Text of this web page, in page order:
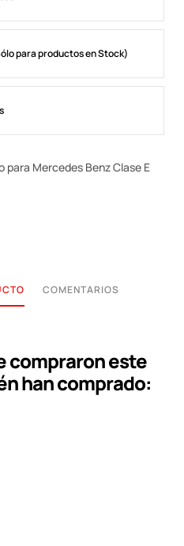
para productos en Stock)
Mercedes Benz Clase E
COMENTARIOS
compraron este
han comprado: